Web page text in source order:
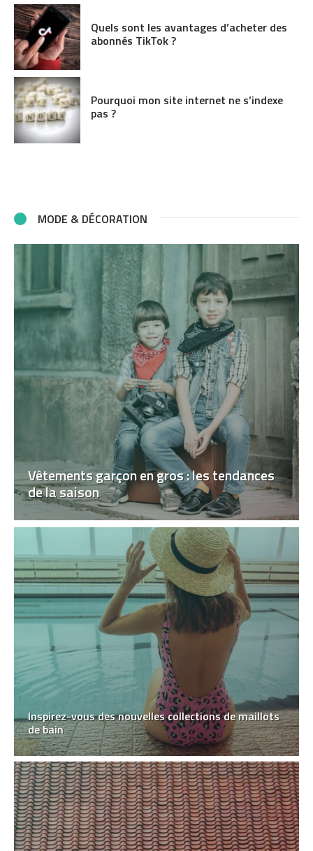
Quels sont les avantages d’acheter des
abonnés TikTok ?
Pourquoi mon site internet ne s’indexe
pas ?
MODE & DÉCORATION
Vêtements garçon en gros : les tendances
de la saison
Inspirez-vous des nouvelles collections de maillots
de bain